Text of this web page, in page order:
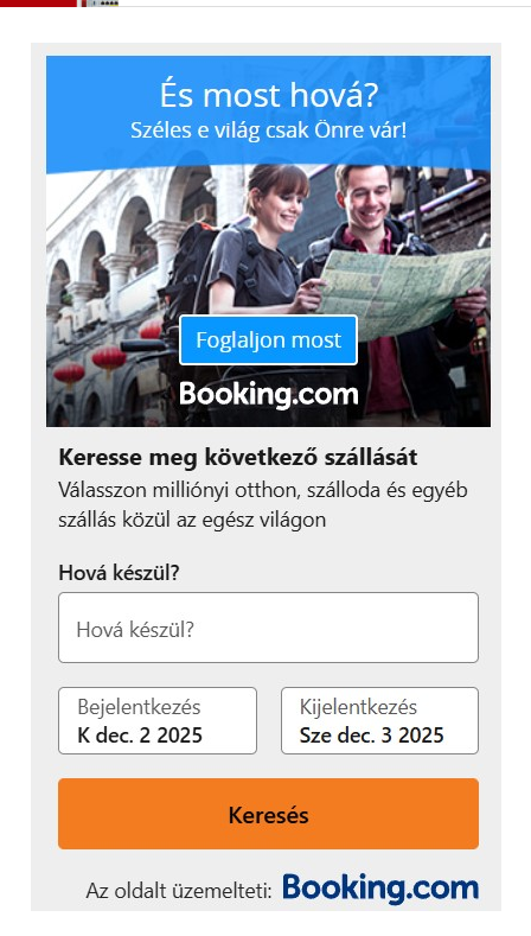
egyedi azonosításra
alkalmas személyes
információkat, például
telefonszámot,
tartózkodási helyet,
lakcímet vagy a
munkahely címét, stb. A
fenyegetések e korai
szakaszban való
megelőzésével félelem
nélkül élvezhető az online
társkeresés”
– fejtette ki Tóth Árpád, a Kaspersky magyarországi
Ha szeretne többet megtudni arról, hogyan
változtathatják meg a technológiák a társkeresést és
a kapcsolatokat, kövesseezt a linket.
Nézze meg a Kaspersky adatvédelmi szakértői és az
Endtab.org által közösen kidolgozott ingyenes
, hogy megismerje a doxolás módjait és
azt, hogy miként csökkenthető a személyes
A Kaspersky az alábbiakat